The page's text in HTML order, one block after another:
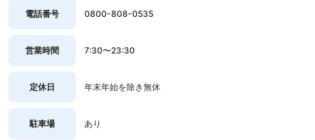
電話番号 0800-808-0535
営業時間 7:30〜23:30
定休日 年末年始を除き無休
駐車場 あり